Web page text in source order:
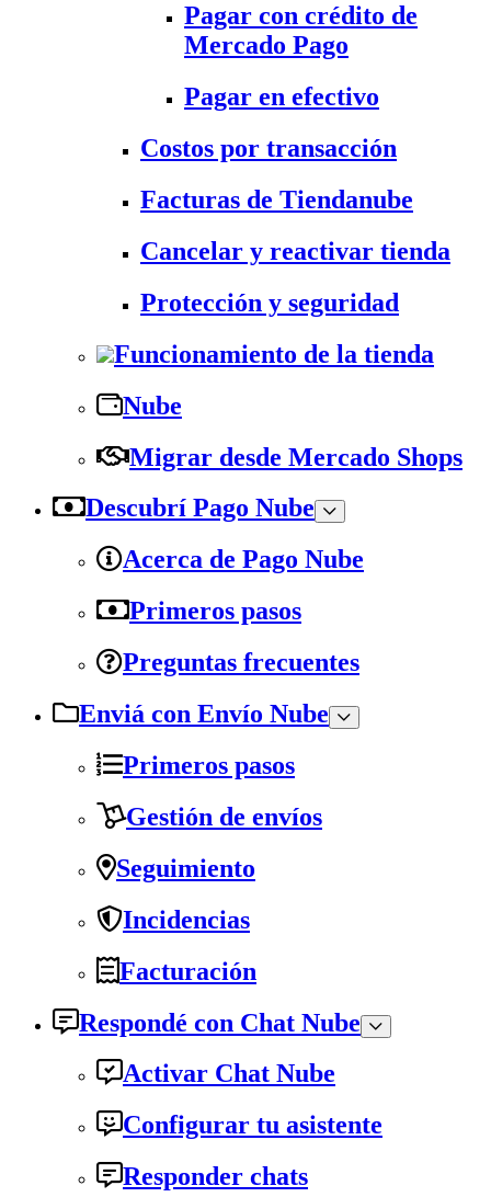
Pagar con crédito de
Mercado Pago
Pagar en efectivo
Costos por transacción
Facturas de Tiendanube
Cancelar y reactivar tienda
Protección y seguridad
Funcionamiento de la tienda
Nube
Migrar desde Mercado Shops
Descubrí Pago Nube
Acerca de Pago Nube
Primeros pasos
Preguntas frecuentes
Enviá con Envío Nube
Primeros pasos
Gestión de envíos
Seguimiento
Incidencias
Facturación
Respondé con Chat Nube
Activar Chat Nube
Configurar tu asistente
Responder chats